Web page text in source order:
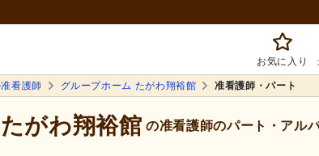
お気に入り
看護師 グループホーム たがわ翔裕館 准看護師・パート
がわ翔裕館 の准看護師のパート・アル